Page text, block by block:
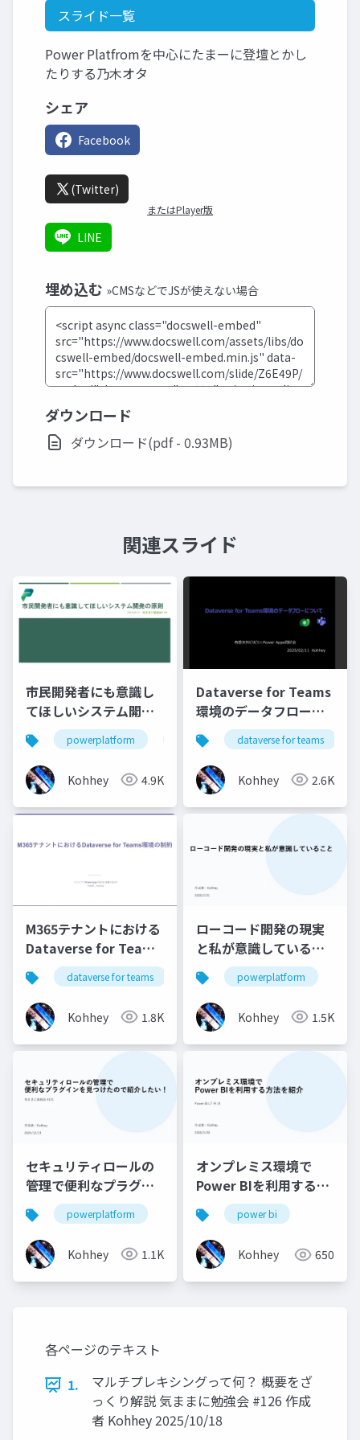
スライド一覧
Power Platfromを中心にたまーに登壇とかし
たりする乃木オタ
シェア
Facebook
(Twitter)
またはPlayer版
LINE
埋め込む »CMSなどでJSが使えない場合
ダウンロード
ダウンロード(pdf - 0.93MB)
関連スライド
市民開発者にも意識し
てほしいシステム開発
の原則powerplatform powerapps powerautomate
Kohhey 4.9K
Dataverse for Teams
環境のデータフローに
ついてdataverse for teams
Kohhey 2.6K
M365テナントにおける
Dataverse for Teams
環境の制約dataverse for teams powerplatform powerapps
Kohhey 1.8K
ローコード開発の現実
と私が意識しているこ
と
powerplatform
Kohhey 1.5K
セキュリティロールの
管理で便利なプラグイ
ンを見つけたので紹介
したい！
powerplatform
Kohhey 1.1K
オンプレミス環境で
Power BIを利用する方
法を紹介power bi
Kohhey 650
各ページのテキスト
1.
マルチプレキシングって何？ 概要をざ
っくり解説 気ままに勉強会 #126 作成
者 Kohhey 2025/10/18